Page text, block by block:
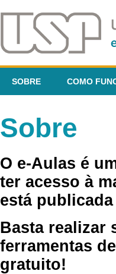
SOBRE COMO
Sobre
O e-Aulas é
ter acesso à
está
Basta realizar
ferramentas
gratuito!